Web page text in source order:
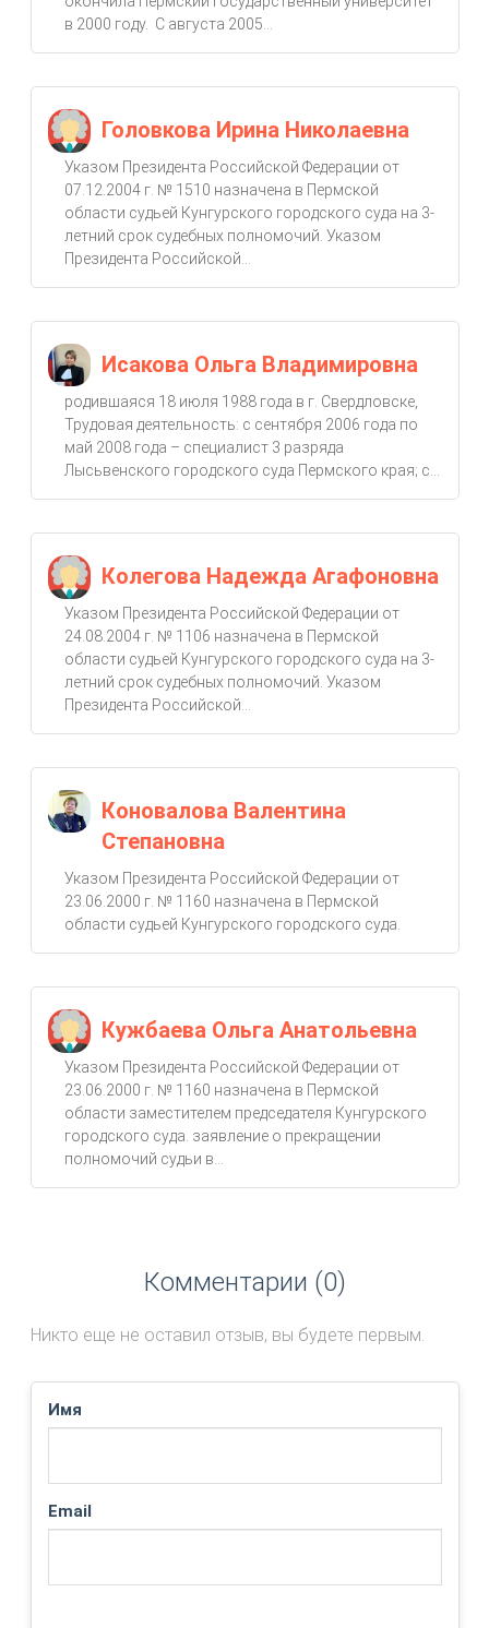
в 2000 году. С августа 2005...
Головкова Ирина Николаевна
Указом Президента Российской Федерации от
07.12.2004 г. № 1510 назначена в Пермской
области судьей Кунгурского городского суда на 3-
летний срок судебных полномочий. Указом
Президента Российской...
Исакова Ольга Владимировна
родившаяся 18 июля 1988 года в г. Свердловске,
Трудовая деятельность: с сентября 2006 года по
май 2008 года – специалист 3 разряда
Лысьвенского городского суда Пермского края; с...
Колегова Надежда Агафоновна
Указом Президента Российской Федерации от
24.08.2004 г. № 1106 назначена в Пермской
области судьей Кунгурского городского суда на 3-
летний срок судебных полномочий. Указом
Президента Российской...
Коновалова Валентина
Степановна
Указом Президента Российской Федерации от
23.06.2000 г. № 1160 назначена в Пермской
области судьей Кунгурского городского суда.
Кужбаева Ольга Анатольевна
Указом Президента Российской Федерации от
23.06.2000 г. № 1160 назначена в Пермской
области заместителем председателя Кунгурского
городского суда. заявление о прекращении
полномочий судьи в...
Комментарии (0)
Никто еще не оставил отзыв, вы будете первым.
Имя
Email